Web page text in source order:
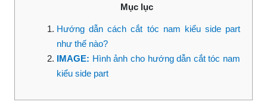
Mục lục
Hướng dẫn cách cắt tóc nam kiểu side part
như thế nào?
IMAGE: Hình ảnh cho hướng dẫn cắt tóc nam
kiểu side part